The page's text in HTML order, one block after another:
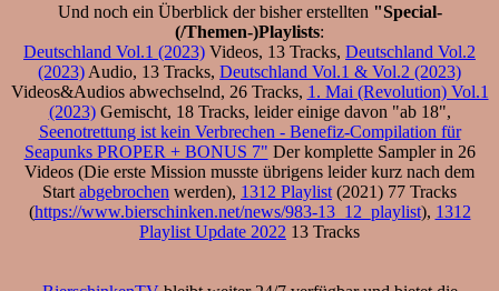
Und noch ein Überblick der bisher erstellten "Special-
(/Themen-)Playlists:
Deutschland Vol.1 (2023) Videos, 13 Tracks, Deutschland Vol.2
(2023) Audio, 13 Tracks, Deutschland Vol.1 & Vol.2 (2023)
Videos&Audios abwechselnd, 26 Tracks, 1. Mai (Revolution) Vol.1
(2023)Gemischt, 18 Tracks, leider einige davon "ab 18",
Seenotrettung ist kein Verbrechen - Benefiz-Compilation für
Seapunks PROPER + BONUS 7" Der komplette Sampler in 26
Videos (Die erste Mission musste übrigens leider kurz nach dem
Start abgebrochen werden), 1312 Playlist (2021) 77 Tracks
(https://www.bierschinken.net/news/983-13_12_playlist), 1312
Playlist Update 2022 13 Tracks